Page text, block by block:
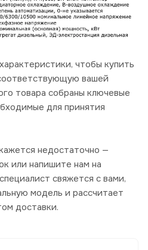
чтобы купить
вашей
товара собраны ключевые
для принятия
недостаточно —
или напишите нам на
свяжется с вами,
модель и рассчитает
доставки.